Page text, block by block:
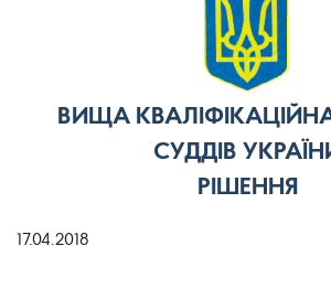
ВИЩА
СУДДІВ
РІШЕННЯ
17.04.2018